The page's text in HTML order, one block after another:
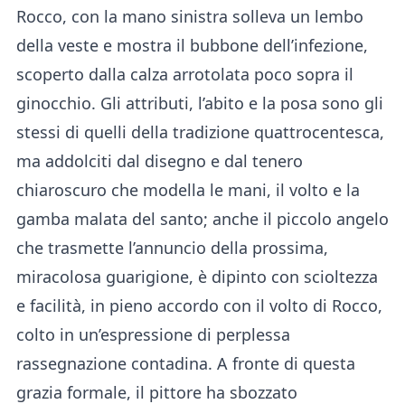
Rocco, con la mano sinistra solleva un lembo
della veste e mostra il bubbone dell’infezione,
scoperto dalla calza arrotolata poco sopra il
ginocchio. Gli attributi, l’abito e la posa sono gli
stessi di quelli della tradizione quattrocentesca,
ma addolciti dal disegno e dal tenero
chiaroscuro che modella le mani, il volto e la
gamba malata del santo; anche il piccolo angelo
che trasmette l’annuncio della prossima,
miracolosa guarigione, è dipinto con scioltezza
e facilità, in pieno accordo con il volto di Rocco,
colto in un’espressione di perplessa
rassegnazione contadina. A fronte di questa
grazia formale, il pittore ha sbozzato